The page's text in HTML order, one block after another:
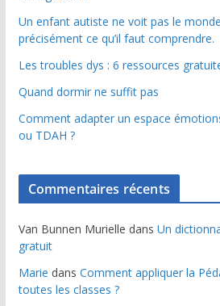
Un enfant autiste ne voit pas le
précisément ce qu’il faut comprendre.
Les troubles dys : 6 ressources
Quand dormir ne suffit pas
Comment adapter un espace
ou TDAH ?
Commentaires récents
Van Bunnen Murielle dans Un
gratuit
Marie dans Comment appliquer la
toutes les classes ?